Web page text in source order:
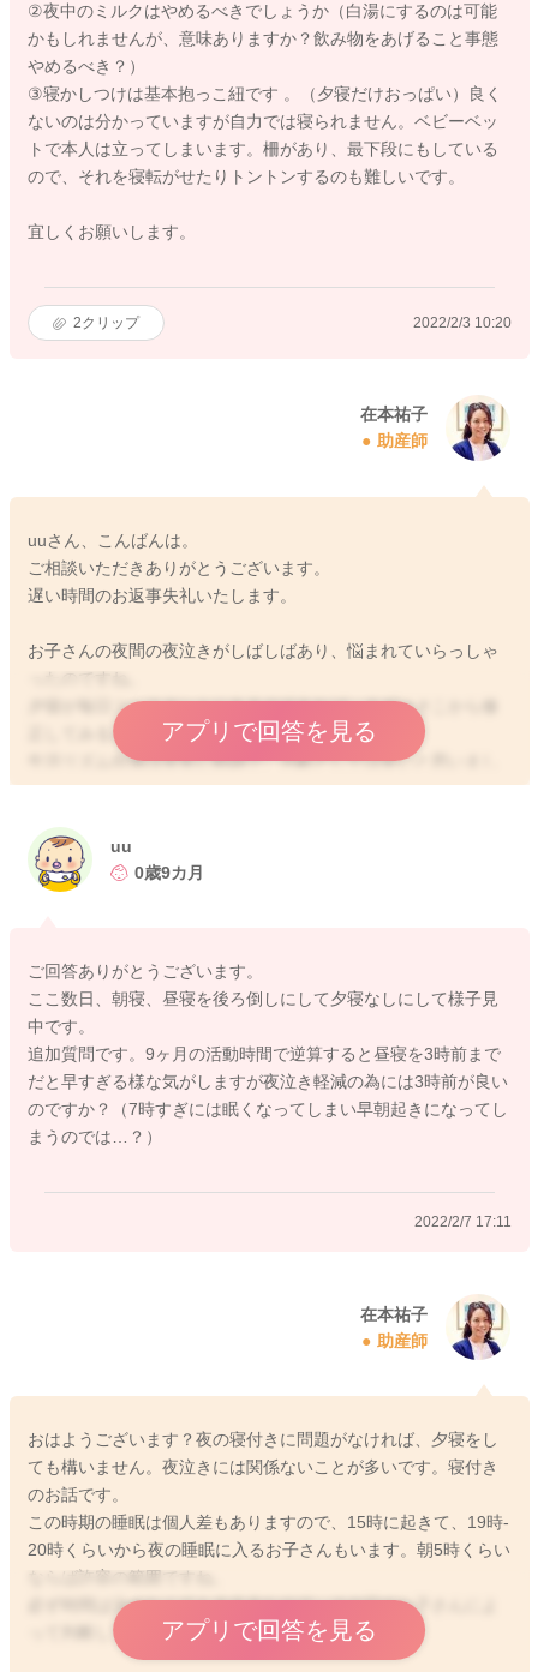
②夜中のミルクはやめるべきでしょうか（白湯にするのは可能
かもしれませんが、意味ありますか？飲み物をあげること事態
やめるべき？）
③寝かしつけは基本抱っこ紐です 。（夕寝だけおっぱい）良く
ないのは分かっていますが自力では寝られません。ベビーベッ
トで本人は立ってしまいます。柵があり、最下段にもしている
ので、それを寝転がせたりトントンするのも難しいです。
宜しくお願いします。
2クリップ 2022/2/3 10:20
在本祐子
助産師
uuさん、こんばんは。
ご相談いただきありがとうございます。
遅い時間のお返事失礼いたします。
お子さんの夜間の夜泣きがしばしばあり、悩まれていらっしゃ
夕寝が毎日コンスタントにあるのであれば、まずはそこから修
正してみるとよいかもですね。
生活リズム自体は非常に順調で、月齢としては良いと思いまし
た。
その前の昼寝も、3時前に切り上げておく方が夜間にスッと眠れ
るかもですね。
夜間のミルクや抱っこ紐はどちらでも構わないですよ、お子さ
んがそれで眠れやすいならば、それでよいです。
抱っこ紐は直接抱っこよりも、ママさんのご負担も少ないです
ね。
アプリで回答を見る
2022/2/5 23:52
uu
0歳9カ月
ご回答ありがとうございます。
ここ数日、朝寝、昼寝を後ろ倒しにして夕寝なしにして様子見
中です。
追加質問です。9ヶ月の活動時間で逆算すると昼寝を3時前まで
だと早すぎる様な気がしますが夜泣き軽減の為には3時前が良い
のですか？（7時すぎには眠くなってしまい早朝起きになってし
まうのでは…？）
2022/2/7 17:11
在本祐子
助産師
おはようございます？夜の寝付きに問題がなければ、夕寝をし
ても構いません。夜泣きには関係ないことが多いです。寝付き
のお話です。
この時期の睡眠は個人差もありますので、15時に起きて、19時-
20時くらいから夜の睡眠に入るお子さんもいます。朝5時くらい
ならば許容の範囲ですね。
必ず時間は決めなくても大丈夫なので、その日のお子さんによ
って判断していきますね！アプリで回答を見る